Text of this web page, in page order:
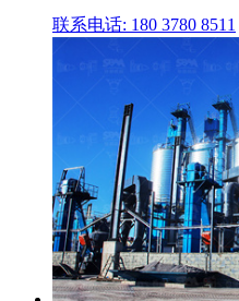
联系电话: 180 3780 8511